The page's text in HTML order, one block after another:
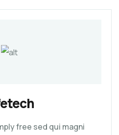
free sed qui magni